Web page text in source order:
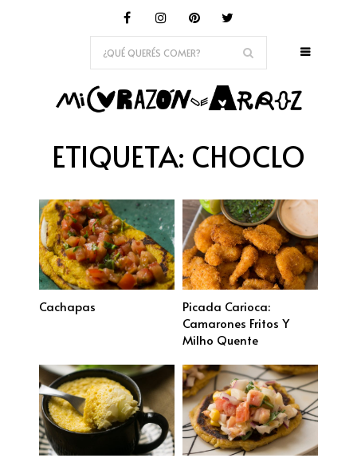
ETIQUETA: CHOCLO
Cachapas
Picada Carioca:
Camarones Fritos Y
Milho Quente